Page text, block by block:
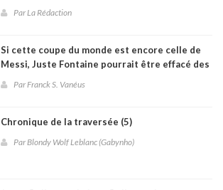
sélection haïtienne à la Coupe du monde 2026
Par La Rédaction
Si cette coupe du monde est encore celle de
Messi, Juste Fontaine pourrait être effacé des
annales
Par Franck S. Vanéus
Chronique de la traversée (5)
Par Blondy Wolf Leblanc (Gabynho)